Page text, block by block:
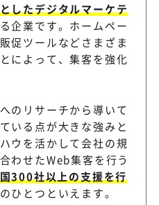
したデジタルマーケテ
企業です。ホームペー
促ツールなどさまざま
によって、集客を強化
のリサーチから導いて
いる点が大きな強みと
ウを活かして会社の規
わせたWeb集客を行う
300社以上の支援を行
ひとつといえます。